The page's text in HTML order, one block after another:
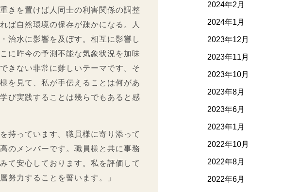
きを置けば人同士の利害関係の調整
ば自然環境の保存が疎かになる。人
治水に影響を及ぼす。相互に影響し
に昨今の予測不能な気象状況を加味
きない非常に難しいテーマです。そ
を見て、私が手伝えることは何があ
び実践することは幾らでもあると感
持っています。職員様に寄り添って
のメンバーです。職員様と共に事務
て安心しております。私を評価して
努力することを誓います。」
2024年2月
2024年1月
2023年12月
2023年11月
2023年10月
2023年8月
2023年6月
2023年1月
2022年10月
2022年8月
2022年6月